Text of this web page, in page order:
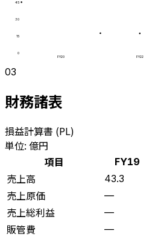
0
15
30
45
FY20 FY22
03
財務諸表
損益計算書 (PL)
単位: 億円
項目
FY19
売上高 43.3
売上原価 —
売上総利益 —
販管費 —